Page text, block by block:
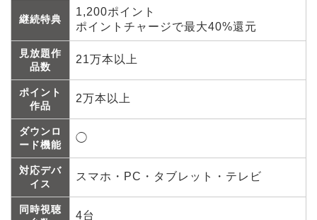
継続特典
1,200ポイント
ポイントチャージで最大40%還元
見放題作
品数
21万本以上
ポイント
作品
2万本以上
ダウンロ
ード機能
◯
対応デバ
イス
スマホ・PC・タブレット・テレビ
同時視聴
4台